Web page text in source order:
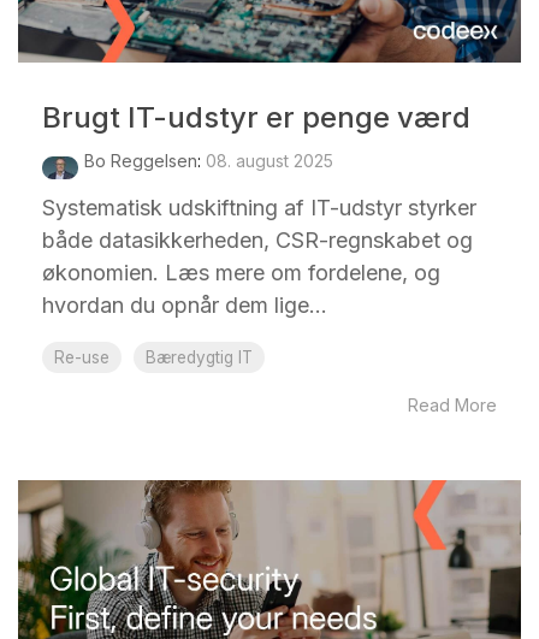
Brugt IT-udstyr er penge værd
Bo Reggelsen: 08. august 2025
Systematisk udskiftning af IT-udstyr styrker
både datasikkerheden, CSR-regnskabet og
økonomien. Læs mere om fordelene, og
hvordan du opnår dem lige...
Re-use Bæredygtig IT
Read More